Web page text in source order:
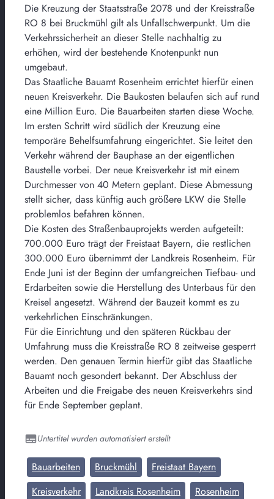
Die Kreuzung der Staatsstraße 2078 und der Kreisstraße
RO 8 bei Bruckmühl gilt als Unfallschwerpunkt. Um die
Verkehrssicherheit an dieser Stelle nachhaltig zu
erhöhen, wird der bestehende Knotenpunkt nun
umgebaut.
Das Staatliche Bauamt Rosenheim errichtet hierfür einen
neuen Kreisverkehr. Die Baukosten belaufen sich auf rund
eine Million Euro. Die Bauarbeiten starten diese Woche.
Im ersten Schritt wird südlich der Kreuzung eine
temporäre Behelfsumfahrung eingerichtet. Sie leitet den
Verkehr während der Bauphase an der eigentlichen
Baustelle vorbei. Der neue Kreisverkehr ist mit einem
Durchmesser von 40 Metern geplant. Diese Abmessung
stellt sicher, dass künftig auch größere LKW die Stelle
problemlos befahren können.
Die Kosten des Straßenbauprojekts werden aufgeteilt:
700.000 Euro trägt der Freistaat Bayern, die restlichen
300.000 Euro übernimmt der Landkreis Rosenheim. Für
Ende Juni ist der Beginn der umfangreichen Tiefbau- und
Erdarbeiten sowie die Herstellung des Unterbaus für den
Kreisel angesetzt. Während der Bauzeit kommt es zu
verkehrlichen Einschränkungen.
Für die Einrichtung und den späteren Rückbau der
Umfahrung muss die Kreisstraße RO 8 zeitweise gesperrt
werden. Den genauen Termin hierfür gibt das Staatliche
Bauamt noch gesondert bekannt. Der Abschluss der
Arbeiten und die Freigabe des neuen Kreisverkehrs sind
für Ende September geplant.
Untertitel wurden automatisiert erstellt
Bauarbeiten Bruckmühl
Freistaat Bayern
Kreisverkehr
Landkreis Rosenheim
Rosenheim